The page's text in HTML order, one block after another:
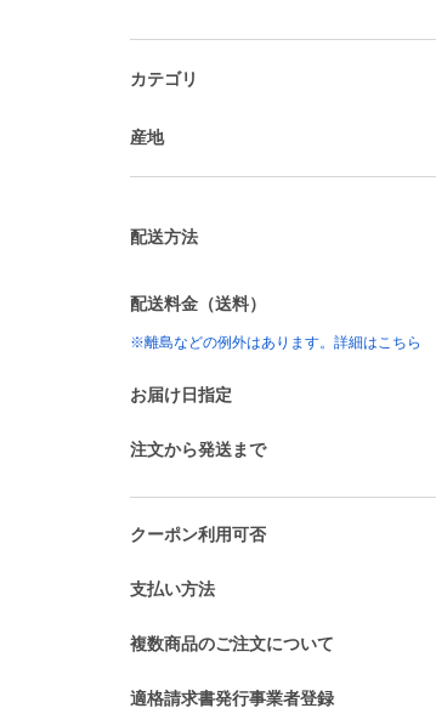
カテゴリ
産地
配送方法
配送料金（送料）
※離島などの例外はあります。詳細はこちら
お届け日指定
注文から発送まで
クーポン利用可否
支払い方法
複数商品のご注文について
適格請求書発行事業者登録